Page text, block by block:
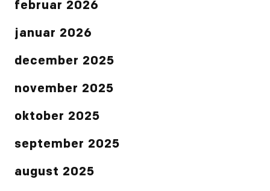
februar 2026
januar 2026
december 2025
november 2025
oktober 2025
september 2025
august 2025